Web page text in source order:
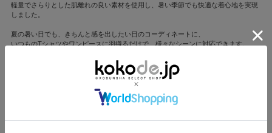
軽量でさらりとした肌離れの良い素材を使用し、暑い季節でも快適な着心地を実現
しました。
夏の暑い日でも、きちんと感を出したい日のコーディネートに、
いつものTシャツやワンピースに羽織るだけで、様々なシーンに対応できます。
一着あると何かと頼りになる、半袖ジャケットです。
コーディネートした商品一覧はこちら